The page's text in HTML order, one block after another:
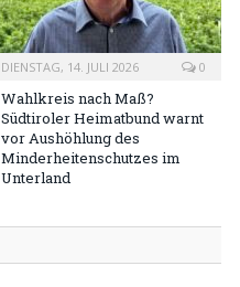
DIENSTAG, 14. JULI 2026 0
Wahlkreis nach Maß?
Südtiroler Heimatbund warnt
vor Aushöhlung des
Minderheitenschutzes im
Unterland